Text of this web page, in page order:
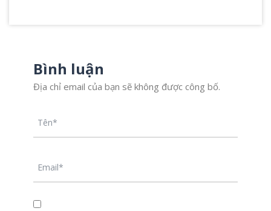
Bình luận
Địa chỉ email của bạn sẽ không được công bố.